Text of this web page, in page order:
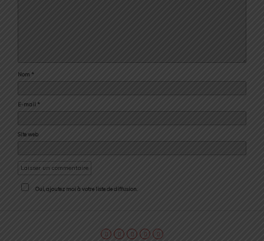
Nom *
E-mail *
Site web
Oui, ajoutez moi à votre liste de diffusion.